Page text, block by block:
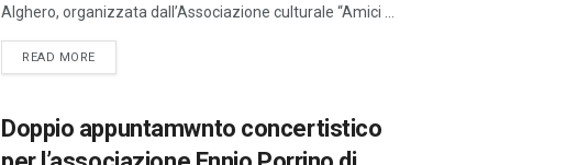
Alghero, organizzata dall’Associazione culturale “Amici ...
READ MOREDETAILS
Doppio appuntamwnto concertistico